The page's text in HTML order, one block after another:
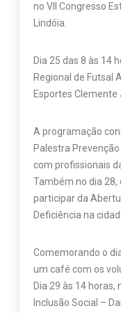
no VII Congresso
Lindóia.
Dia 25 das 8 às 14
Regional de Futsal
Esportes Clemente
A programação
Palestra Prevenção
com profissionais
Também no dia 28,
participar da
Deficiência na
Comemorando o
um café com os
Dia 29 às 14 horas,
Inclusão Social –